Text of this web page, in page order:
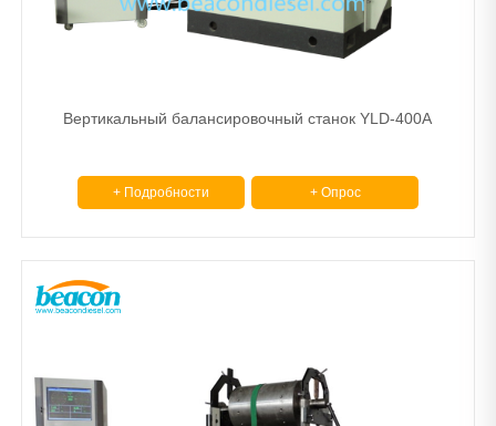
Вертикальный балансировочный станок YLD-400A
+ Подробности + Опрос